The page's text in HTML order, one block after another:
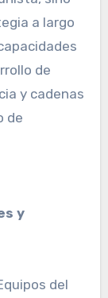
a largo
de
y cadenas
de
y
del